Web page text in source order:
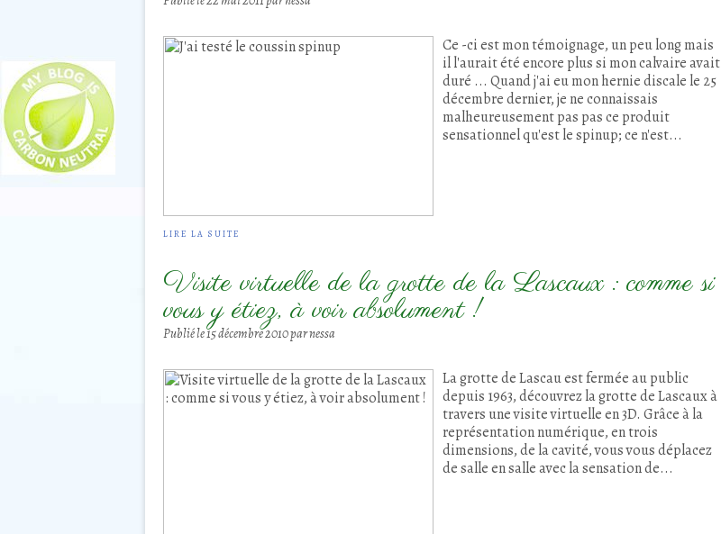
Ce -ci est mon témoignage, un peu long mais
il l'aurait été encore plus si mon calvaire avait
duré ... Quand j'ai eu mon hernie discale le 25
décembre dernier, je ne connaissais
malheureusement pas pas ce produit
sensationnel qu'est le spinup; ce n'est...
LIRE LA SUITE
Visite virtuelle de la grotte de la Lascaux : comme si
vous y étiez, à voir absolument !
Publié le15 décembre 2010par nessa
La grotte de Lascau est fermée au public
depuis 1963, découvrez la grotte de Lascaux à
travers une visite virtuelle en 3D. Grâce à la
représentation numérique, en trois
dimensions, de la cavité, vous vous déplacez
de salle en salle avec la sensation de...